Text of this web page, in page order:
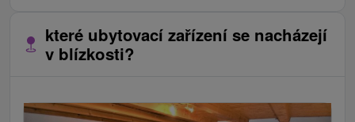
které ubytovací zařízení se nacházejí
v blízkosti?